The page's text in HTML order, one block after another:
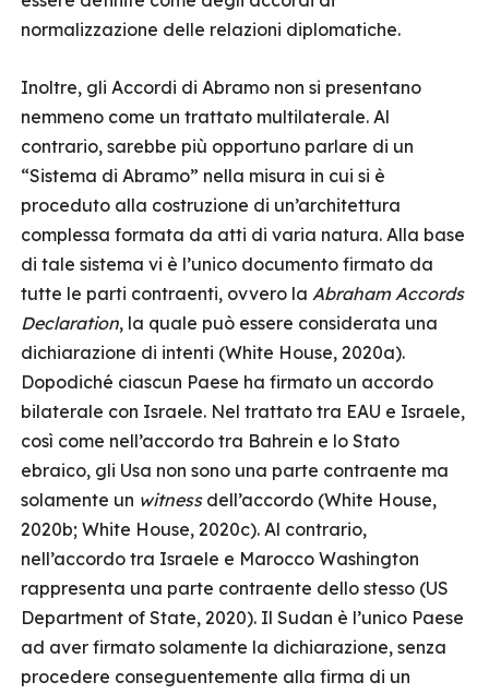
normalizzazione delle relazioni diplomatiche.
Inoltre, gli Accordi di Abramo non si presentano
nemmeno come un trattato multilaterale. Al
contrario, sarebbe più opportuno parlare di un
“Sistema di Abramo” nella misura in cui si è
proceduto alla costruzione di un’architettura
complessa formata da atti di varia natura. Alla base
di tale sistema vi è l’unico documento firmato da
tutte le parti contraenti, ovvero la Abraham Accords
Declaration, la quale può essere considerata una
dichiarazione di intenti (White House, 2020a).
Dopodiché ciascun Paese ha firmato un accordo
bilaterale con Israele. Nel trattato tra EAU e Israele,
così come nell’accordo tra Bahrein e lo Stato
ebraico, gli Usa non sono una parte contraente ma
solamente un witnessdell’accordo (White House,
2020b; White House, 2020c). Al contrario,
nell’accordo tra Israele e Marocco Washington
rappresenta una parte contraente dello stesso (US
Department of State, 2020). Il Sudan è l’unico Paese
ad aver firmato solamente la dichiarazione, senza
procedere conseguentemente alla firma di un